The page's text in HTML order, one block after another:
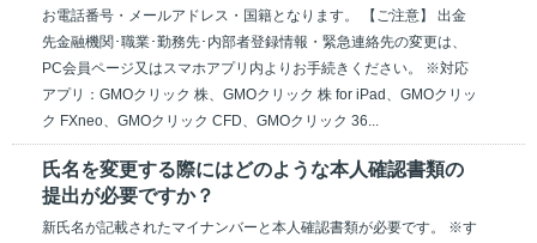
お電話番号・メールアドレス・国籍となります。 【ご注意】 出金
先金融機関･職業･勤務先･内部者登録情報・緊急連絡先の変更は、
PC会員ページ又はスマホアプリ内よりお手続きください。 ※対応
アプリ：GMOクリック 株、GMOクリック 株 for iPad、GMOクリッ
ク FXneo、GMOクリック CFD、GMOクリック 36...
氏名を変更する際にはどのような本人確認書類の
提出が必要ですか？
新氏名が記載されたマイナンバーと本人確認書類が必要です。 ※す